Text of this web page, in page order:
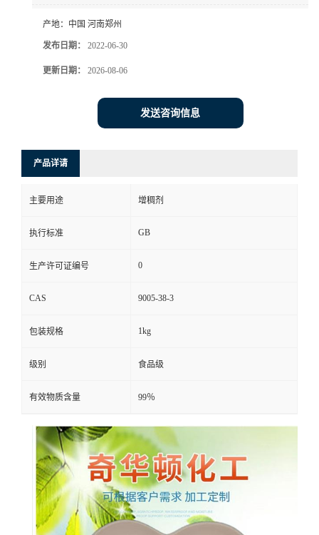
产地： 中国 河南郑州
发布日期： 2022-06-30
更新日期： 2026-08-06
发送咨询信息
产品详请
主要用途 增稠剂
执行标准 GB
生产许可证编号 0
CAS 9005-38-3
包装规格 1kg
级别 食品级
有效物质含量 99％